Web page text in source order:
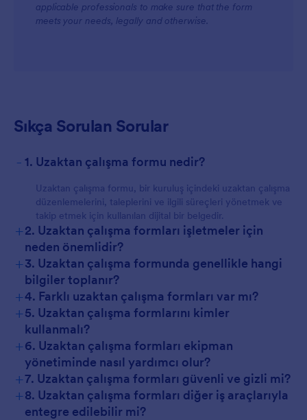
applicable professionals to make sure that the form
meets your needs, legally and otherwise.
Sıkça Sorulan Sorular
- 1. Uzaktan çalışma formu nedir?
Uzaktan çalışma formu, bir kuruluş içindeki uzaktan çalışma
düzenlemelerini, taleplerini ve ilgili süreçleri yönetmek ve
takip etmek için kullanılan dijital bir belgedir.
+2. Uzaktan çalışma formları işletmeler için
neden önemlidir?
+3. Uzaktan çalışma formunda genellikle hangi
bilgiler toplanır?
+4. Farklı uzaktan çalışma formları var mı?
+5. Uzaktan çalışma formlarını kimler
kullanmalı?
+6. Uzaktan çalışma formları ekipman
yönetiminde nasıl yardımcı olur?
+7. Uzaktan çalışma formları güvenli ve gizli mi?
+8. Uzaktan çalışma formları diğer iş araçlarıyla
entegre edilebilir mi?